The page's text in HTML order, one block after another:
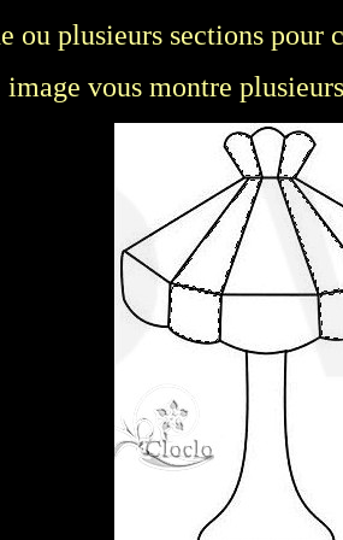
ou plusieurs sections pour
image vous montre